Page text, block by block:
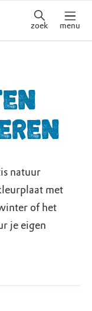
zoek menu
natuur
met
of het
je eigen